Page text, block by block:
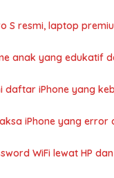
S resmi, laptop
anak yang edukatif
daftar iPhone yang
iPhone yang error
WiFi lewat HP